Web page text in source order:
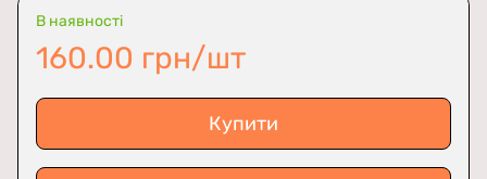
В наявності
160.00 грн/шт
Купити